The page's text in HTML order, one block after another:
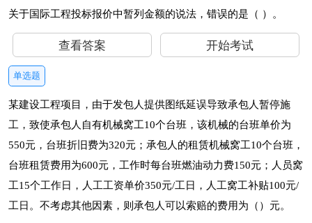
关于国际工程投标报价中暂列金额的说法，错误的是（ ）。
查看答案 开始考试
单选题
某建设工程项目，由于发包人提供图纸延误导致承包人暂停施
工，致使承包人自有机械窝工10个台班，该机械的台班单价为
550元，台班折旧费为320元；承包人的租赁机械窝工10个台班，
台班租赁费用为600元，工作时每台班燃油动力费150元；人员窝
工15个工作日，人工工资单价350元/工日，人工窝工补贴100元/
工日。不考虑其他因素，则承包人可以索赔的费用为（）元。